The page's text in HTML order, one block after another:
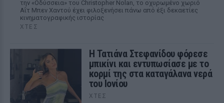
την «Οδύσσεια» του Christopher Nolan, το οχυρωμένο χωριό
Αΐτ Μπεν Χαντού έχει φιλοξενήσει πάνω από έξι δεκαετίες
κινηματογραφικής ιστορίας
ΧΤΕΣ
Η Τατιάνα Στεφανίδου φόρεσε
μπικίνι και εντυπωσίασε με το
κορμί της στα καταγάλανα νερά
του Ιονίου
ΧΤΕΣ